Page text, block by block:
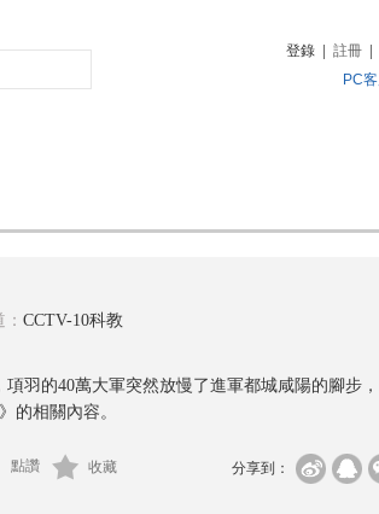
登錄 註冊
PC
CCTV-10科教
羽的40萬大軍突然放慢了進軍都城咸陽的腳步
的相關內容。
分享到：
點讚 收藏